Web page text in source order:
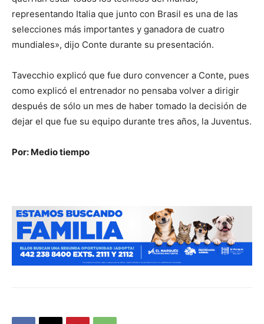
representando Italia que junto con Brasil es una de las
selecciones más importantes y ganadora de cuatro
mundiales», dijo Conte durante su presentación.
Tavecchio explicó que fue duro convencer a Conte, pues
como explicó el entrenador no pensaba volver a dirigir
después de sólo un mes de haber tomado la decisión de
dejar el que fue su equipo durante tres años, la Juventus.
Por: Medio tiempo